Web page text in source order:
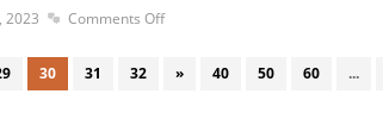
2023 Comments Off
30 31 32 » 40 50 60 ...